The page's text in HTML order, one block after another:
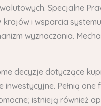
Specjalne
i wsparcia
wyznaczania.
decyzje dotyczące
Pełnią
istnieją również